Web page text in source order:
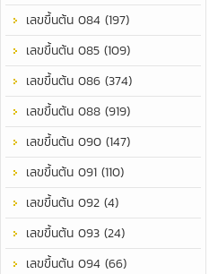
เลขขึ้นต้น 084 (197)
เลขขึ้นต้น 085 (109)
เลขขึ้นต้น 086 (374)
เลขขึ้นต้น 088 (919)
เลขขึ้นต้น 090 (147)
เลขขึ้นต้น 091 (110)
เลขขึ้นต้น 092 (4)
เลขขึ้นต้น 093 (24)
เลขขึ้นต้น 094 (66)